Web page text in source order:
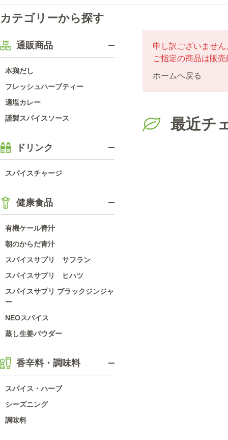
カテゴリーから探す
通販商品
本鶏だし
フレッシュハーブティー
適塩カレー
謹製スパイスソース
ドリンク
スパイスチャージ
健康食品
有機ケール青汁
朝のからだ青汁
スパイスサプリ サフラン
スパイスサプリ ヒハツ
スパイスサプリ ブラックジンジャ
ー
NEOスパイス
蒸し生姜パウダー
香辛料・調味料
スパイス・ハーブ
シーズニング
調味料
申し訳ございません
ご指定の商品は販
ホームへ戻る
最近チ